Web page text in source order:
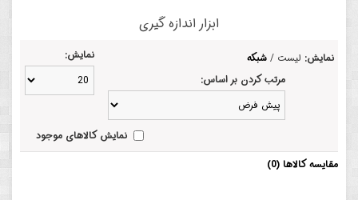
ابزار اندازه گیری
نمایش: لیست / شبکه
نمایش:
مرتب کردن بر اساس:
نمایش کالاهای موجود
مقایسه کالاها (0)